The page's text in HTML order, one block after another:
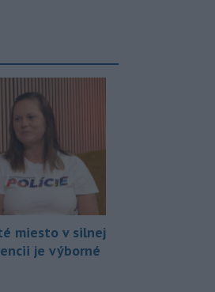
miesto v silnej
je výborné